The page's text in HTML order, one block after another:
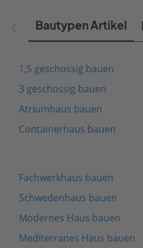
Bautypen Artikel
1,5 geschossig bauen
3 geschossig bauen
Atriumhaus bauen
Containerhaus bauen
Fachwerkhaus bauen
Schwedenhaus bauen
Modernes Haus bauen
Mediterranes Haus bauen